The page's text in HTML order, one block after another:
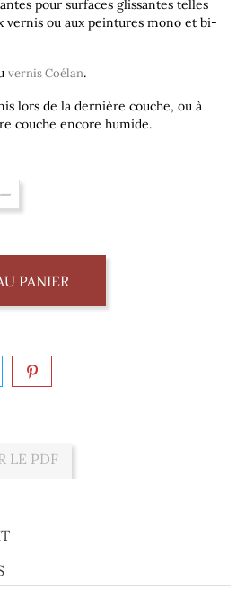
pour surfaces glissantes telles
vernis ou aux peintures mono et bi-
vernis Coélan.
lors de la dernière couche, ou à
couche encore humide.
PANIER
LE PDF